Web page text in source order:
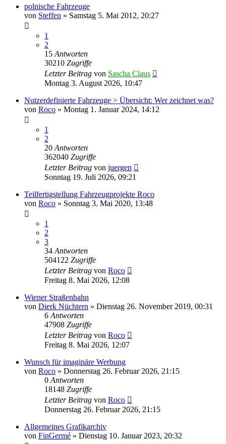
polnische Fahrzeuge
von Steffen » Samstag 5. Mai 2012, 20:27
1
2
15 Antworten
30210 Zugriffe
Letzter Beitrag von Sascha Claus
Montag 3. August 2026, 10:47
Nutzerdefinierte Fahrzeuge > Übersicht: Wer zeichnet was?
von Roco » Montag 1. Januar 2024, 14:12
1
2
20 Antworten
362040 Zugriffe
Letzter Beitrag von juergen
Sonntag 19. Juli 2026, 09:21
Teilfertigstellung Fahrzeugprojekte Roco
von Roco » Sonntag 3. Mai 2020, 13:48
1
2
3
34 Antworten
504122 Zugriffe
Letzter Beitrag von Roco
Freitag 8. Mai 2026, 12:08
Wiener Straßenbahn
von Dierk Nüchtern » Dienstag 26. November 2019, 00:31
6 Antworten
47908 Zugriffe
Letzter Beitrag von Roco
Freitag 8. Mai 2026, 12:07
Wunsch für imaginäre Werbung
von Roco » Donnerstag 26. Februar 2026, 21:15
0 Antworten
18148 Zugriffe
Letzter Beitrag von Roco
Donnerstag 26. Februar 2026, 21:15
Allgemeines Grafikarchiv
von FinGermé » Dienstag 10. Januar 2023, 20:32